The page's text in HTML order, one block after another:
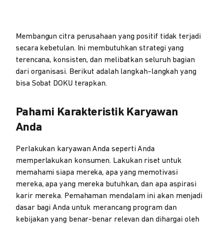
Membangun citra perusahaan yang positif tidak terjadi
secara kebetulan. Ini membutuhkan strategi yang
terencana, konsisten, dan melibatkan seluruh bagian
dari organisasi. Berikut adalah langkah-langkah yang
bisa Sobat DOKU terapkan.
Pahami Karakteristik Karyawan
Anda
Perlakukan karyawan Anda seperti Anda
memperlakukan konsumen. Lakukan riset untuk
memahami siapa mereka, apa yang memotivasi
mereka, apa yang mereka butuhkan, dan apa aspirasi
karir mereka. Pemahaman mendalam ini akan menjadi
dasar bagi Anda untuk merancang program dan
kebijakan yang benar-benar relevan dan dihargai oleh